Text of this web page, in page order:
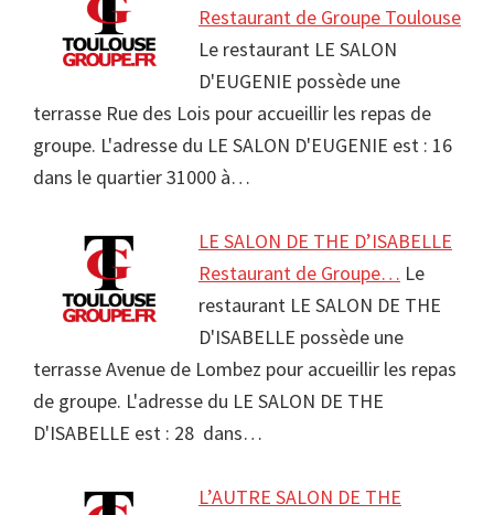
Restaurant de Groupe Toulouse
Le restaurant LE SALON
D'EUGENIE possède une
terrasse Rue des Lois pour accueillir les repas de
groupe. L'adresse du LE SALON D'EUGENIE est : 16
dans le quartier 31000 à…
LE SALON DE THE D’ISABELLE
Restaurant de Groupe… Le
restaurant LE SALON DE THE
D'ISABELLE possède une
terrasse Avenue de Lombez pour accueillir les repas
de groupe. L'adresse du LE SALON DE THE
D'ISABELLE est : 28 dans…
L’AUTRE SALON DE THE